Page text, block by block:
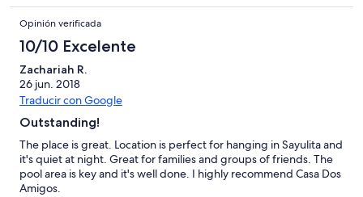
Opinión verificada
10/10 Excelente
Zachariah R.
26 jun. 2018
Traducir con Google
Outstanding!
The place is great. Location is perfect for hanging in Sayulita and
it's quiet at night. Great for families and groups of friends. The
pool area is key and it's well done. I highly recommend Casa Dos
Amigos.